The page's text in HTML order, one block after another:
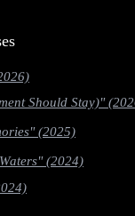
Should Stay)"
(2025)
(2024)